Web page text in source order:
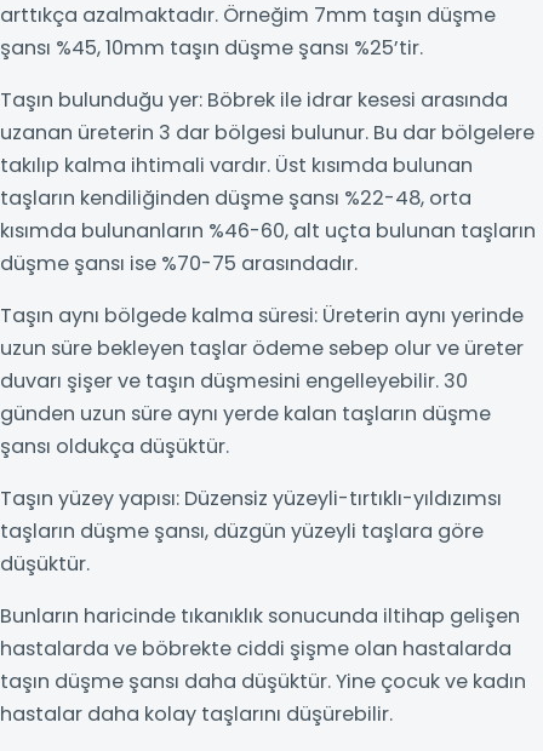
arttıkça azalmaktadır. Örneğim 7mm taşın düşme
şansı %45, 10mm taşın düşme şansı %25’tir.
Taşın bulunduğu yer: Böbrek ile idrar kesesi arasında
uzanan üreterin 3 dar bölgesi bulunur. Bu dar bölgelere
takılıp kalma ihtimali vardır. Üst kısımda bulunan
taşların kendiliğinden düşme şansı %22-48, orta
kısımda bulunanların %46-60, alt uçta bulunan taşların
düşme şansı ise %70-75 arasındadır.
Taşın aynı bölgede kalma süresi: Üreterin aynı yerinde
uzun süre bekleyen taşlar ödeme sebep olur ve üreter
duvarı şişer ve taşın düşmesini engelleyebilir. 30
günden uzun süre aynı yerde kalan taşların düşme
şansı oldukça düşüktür.
Taşın yüzey yapısı: Düzensiz yüzeyli-tırtıklı-yıldızımsı
taşların düşme şansı, düzgün yüzeyli taşlara göre
düşüktür.
Bunların haricinde tıkanıklık sonucunda iltihap gelişen
hastalarda ve böbrekte ciddi şişme olan hastalarda
taşın düşme şansı daha düşüktür. Yine çocuk ve kadın
hastalar daha kolay taşlarını düşürebilir.